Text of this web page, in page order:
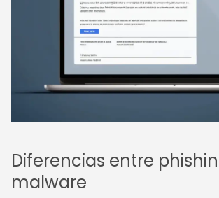
Diferencias entre
malware